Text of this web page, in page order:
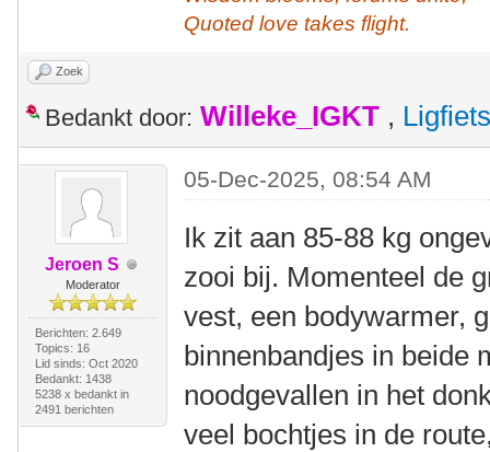
Quoted love takes flight.
Zoek
Bedankt door: Willeke_IGKT ,
Jeroen S
Moderator
Berichten: 2.649
Topics: 16
Lid sinds: Oct 2020
Bedankt: 1438
5238 x bedankt in
2491 berichten
05-Dec-2025, 08:54 AM
Ik zit aan 85-88 kg
zooi bij. Momenteel de
vest, een bodywarmer,
binnenbandjes in beide
noodgevallen in het
veel bochtjes in de